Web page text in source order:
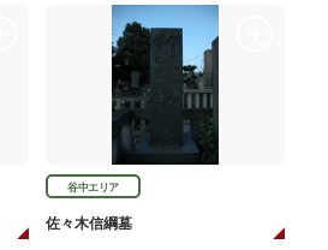
谷中エリア
佐々木信綱墓